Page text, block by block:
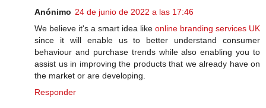
Anónimo 24 de junio de 2022 a las 17:46
We believe it's a smart idea like online branding services UK
since it will enable us to better understand consumer
behaviour and purchase trends while also enabling you to
assist us in improving the products that we already have on
the market or are developing.
Responder